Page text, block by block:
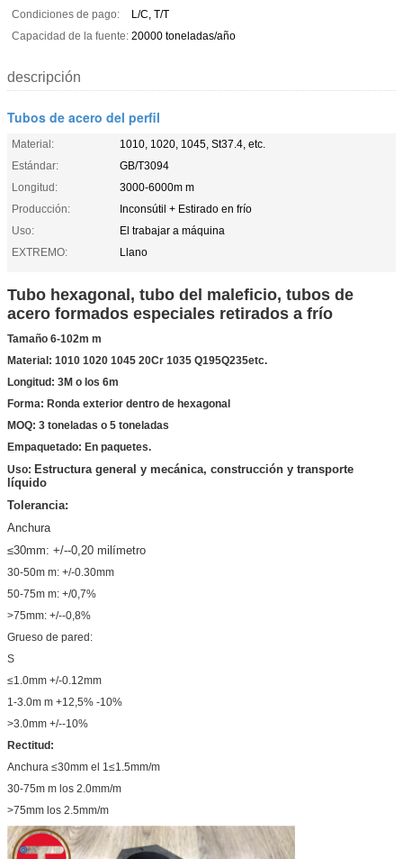
Condiciones de pago:
L/C, T/T
Capacidad de la fuente: 20000 toneladas/año
descripción
Tubos de acero del perfil
Material:
1010, 1020, 1045, St37.4, etc.
Estándar:
GB/T3094
Longitud:
3000-6000m m
Producción:
Inconsútil + Estirado en frío
Uso:
El trabajar a máquina
EXTREMO:
Llano
Tubo hexagonal, tubo del maleficio, tubos de
acero formados especiales retirados a frío
Tamaño 6-102m m
Material: 1010 1020 1045 20Cr 1035 Q195Q235etc.
Longitud: 3M o los 6m
Forma: Ronda exterior dentro de hexagonal
MOQ: 3 toneladas o 5 toneladas
Empaquetado: En paquetes.
Uso: Estructura general y mecánica, construcción y transporte
líquido
Tolerancia:
Anchura
≤30mm: +/--0,20 milímetro
30-50m m: +/-0.30mm
50-75m m: +/0,7%
>75mm: +/--0,8%
Grueso de pared:
S
≤1.0mm +/-0.12mm
1-3.0m m +12,5% -10%
>3.0mm +/--10%
Rectitud:
Anchura ≤30mm el 1≤1.5mm/m
30-75m m los 2.0mm/m
>75mm los 2.5mm/m